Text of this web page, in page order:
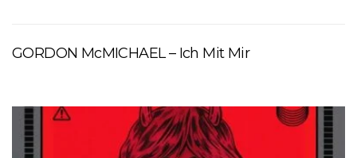
GORDON McMICHAEL – Ich Mit Mir